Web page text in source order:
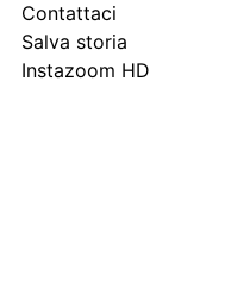
Contattaci
Salva storia
Instazoom HD